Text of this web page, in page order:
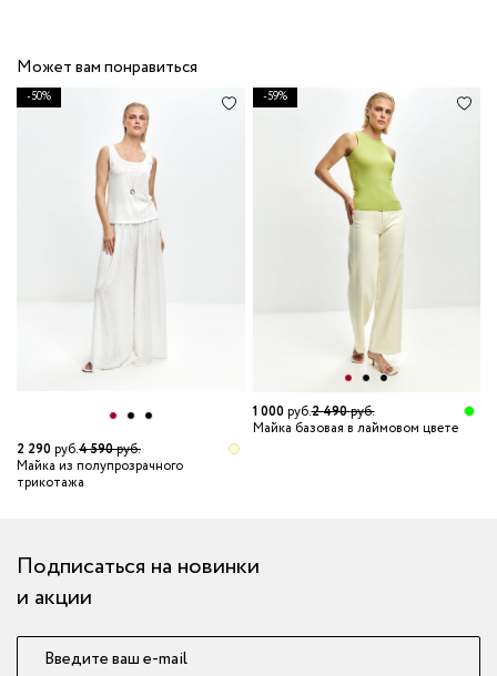
Может вам понравиться
-50%
2 290руб.4 590руб.
Майка из полупрозрачного
трикотажа
-59%
1 000руб.2 490руб.
Майка базовая в лаймовом цвете
Подписаться на новинки
и акции
Введите ваш e-mail